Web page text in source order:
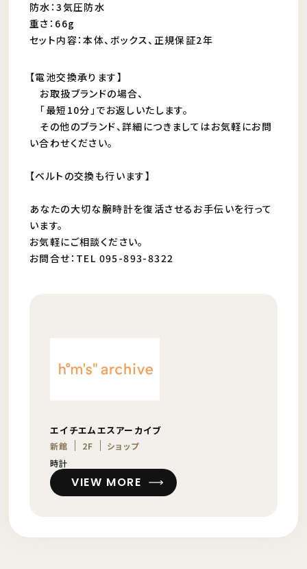
防水：3気圧防水
重さ：66g
セット内容：本体、ボックス、正規保証2年
【電池交換承ります】
お取扱ブランドの場合、
「最短10分」でお返しいたします。
その他のブランド、詳細につきましてはお気軽にお問
い合わせください。
【ベルトの交換も行います】
あなたの大切な腕時計を復活させるお手伝いを行って
います。
お気軽にご相談ください。
お問合せ：TEL 095-893-8322
エイチエムエスアーカイブ
新館 2F
ショップ
時計
VIEW MORE